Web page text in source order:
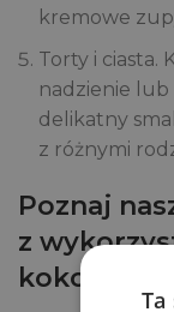
kremowe
Torty i ciasta.
nadzienie lub
delikatny
z różnymi
Poznaj
z